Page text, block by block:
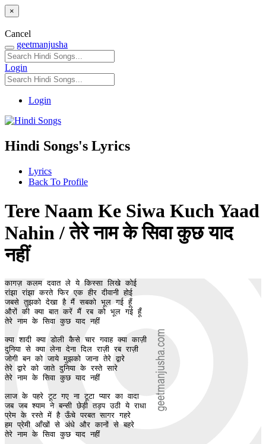
×
Cancel
geetmanjusha
Login
Login
Hindi Songs's Lyrics
Lyrics
Back To Profile
Tere Naam Ke Siwa Kuch Yaad
Nahin / तेरे नाम के सिवा कुछ याद
नहीं
कागज़ कलम दवात ले ये किस्सा लिखे कोई
रांझा रांझा करते फिर एक हीर दीवानी होई
जबसे तुझको देखा है मैं सबको भूल गई हूँ
औरों की क्या बात करें मैं रब को भूल गई हूँ
तेरे नाम के सिवा कुछ याद नहीं
क्या शादी क्या डोली कैसे चार गवाह क्या काज़ी
दुनिया से क्या लेना देना दिल राज़ी रब राज़ी
जोगी बन को जाये मुझको जाना तेरे द्वारे
तेरे द्वारे को जाते दुनिया के रस्ते सारे
तेरे नाम के सिवा कुछ याद नहीं
लाज के पहरे टूट गए ना टूटा प्यार का वादा
जब जब श्याम ने बन्सी छेड़ी तड़प उठी ये राधा
प्रेम के रस्ते में है ऊँचे परबत सागर गहरे
हम प्रेमी आँखों से अंधे और कानों से बहरे
तेरे नाम के सिवा कुछ याद नहीं